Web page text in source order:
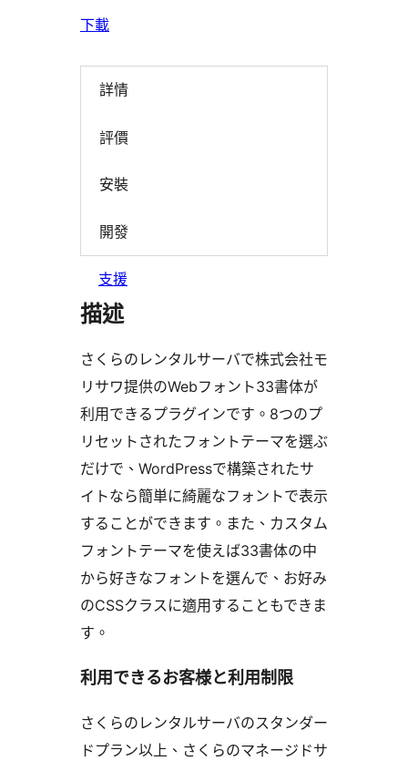
下載
詳情
評價
安裝
開發
支援
描述
さくらのレンタルサーバで株式会社モ
リサワ提供のWebフォント33書体が
利用できるプラグインです。8つのプ
リセットされたフォントテーマを選ぶ
だけで、WordPressで構築されたサ
イトなら簡単に綺麗なフォントで表示
することができます。また、カスタム
フォントテーマを使えば33書体の中
から好きなフォントを選んで、お好み
のCSSクラスに適用することもできま
す。
利用できるお客様と利用制限
さくらのレンタルサーバのスタンダー
ドプラン以上、さくらのマネージドサ